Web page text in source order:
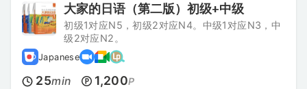
大家的日语（第二版）初级+中级
初级1对应N5，初级2对应N4。中级1对应N3，中
级2对应N2。
Japanese
25min 1,200P